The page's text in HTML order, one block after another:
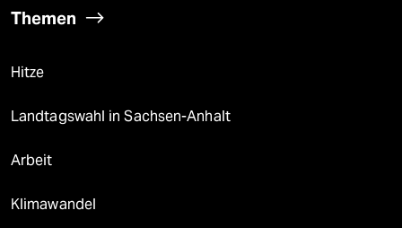
Themen
Hitze
Landtagswahl in Sachsen-Anhalt
Arbeit
Klimawandel